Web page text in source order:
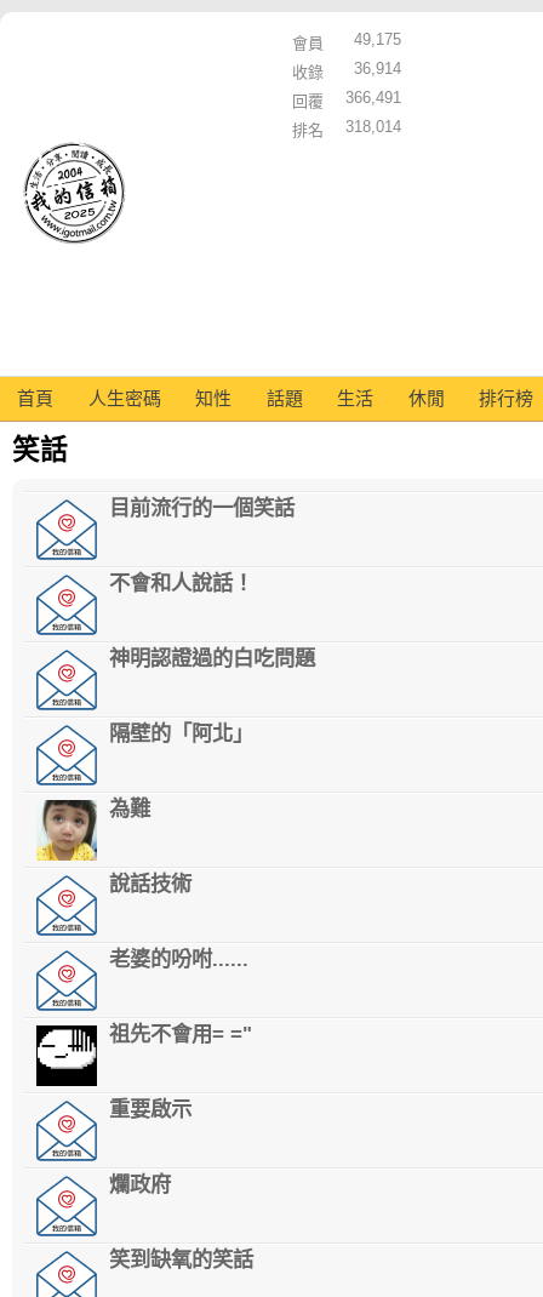
會員
49,175
收錄
36,914
回覆
366,491
排名
318,014
首頁 人生密碼 知性 話題 生活 休閒 排行榜
笑話
目前流行的一個笑話
不會和人說話！
神明認證過的白吃問題
隔壁的「阿北」
為難
說話技術
老婆的吩咐......
祖先不會用= ="
重要啟示
爛政府
笑到缺氧的笑話